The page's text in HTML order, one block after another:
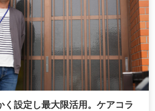
く設定し最大限活用。ケアコラ